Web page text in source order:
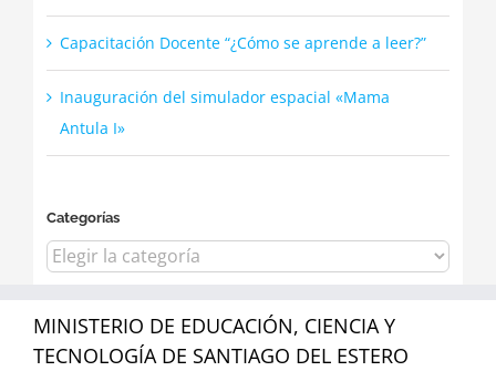
Capacitación Docente “¿Cómo se aprende a leer?”
Inauguración del simulador espacial «Mama
Antula I»
Categorías
Categorías
MINISTERIO DE EDUCACIÓN, CIENCIA Y
TECNOLOGÍA DE SANTIAGO DEL ESTERO